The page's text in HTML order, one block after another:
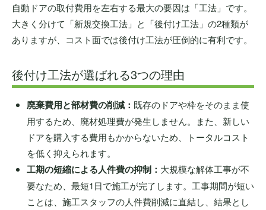
自動ドアの取付費用を左右する最大の要因は「工法」です。
大きく分けて「新規交換工法」と「後付け工法」の2種類が
ありますが、コスト面では後付け工法が圧倒的に有利です。
後付け工法が選ばれる3つの理由
廃棄費用と部材費の削減： 既存のドアや枠をそのまま使
用するため、廃材処理費が発生しません。また、新しい
ドアを購入する費用もかからないため、トータルコスト
を低く抑えられます。
工期の短縮による人件費の抑制： 大規模な解体工事が不
要なため、最短1日で施工が完了します。工事期間が短い
ことは、施工スタッフの人件費削減に直結し、結果とし